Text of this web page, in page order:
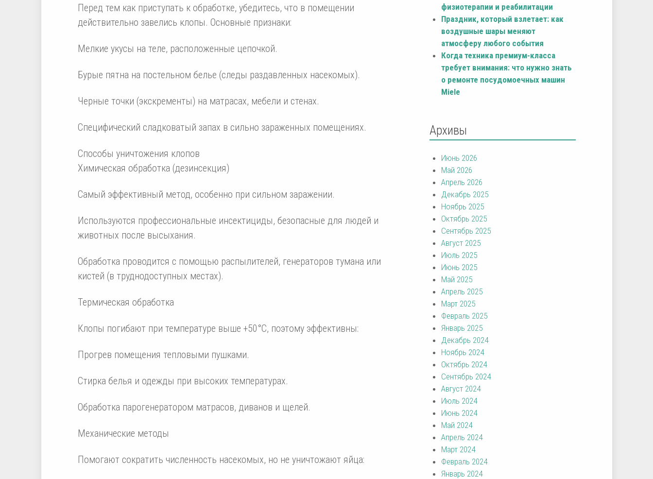
Перед тем как приступать к обработке, убедитесь, что в помещении
действительно завелись клопы. Основные признаки:
Мелкие укусы на теле, расположенные цепочкой.
Бурые пятна на постельном белье (следы раздавленных насекомых).
Черные точки (экскременты) на матрасах, мебели и стенах.
Специфический сладковатый запах в сильно зараженных помещениях.
Способы уничтожения клопов
Химическая обработка (дезинсекция)
Самый эффективный метод, особенно при сильном заражении.
Используются профессиональные инсектициды, безопасные для людей и
животных после высыхания.
Обработка проводится с помощью распылителей, генераторов тумана или
кистей (в труднодоступных местах).
Термическая обработка
Клопы погибают при температуре выше +50°C, поэтому эффективны:
Прогрев помещения тепловыми пушками.
Стирка белья и одежды при высоких температурах.
Обработка парогенератором матрасов, диванов и щелей.
Механические методы
Помогают сократить численность насекомых, но не уничтожают яйца:
физиотерапии и реабилитации
Праздник, который взлетает: как
воздушные шары меняют
атмосферу любого события
Когда техника премиум-класса
требует внимания: что нужно знать
о ремонте посудомоечных машин
Miele
Архивы
Июнь 2026
Май 2026
Апрель 2026
Декабрь 2025
Ноябрь 2025
Октябрь 2025
Сентябрь 2025
Август 2025
Июль 2025
Июнь 2025
Май 2025
Апрель 2025
Март 2025
Февраль 2025
Январь 2025
Декабрь 2024
Ноябрь 2024
Октябрь 2024
Сентябрь 2024
Август 2024
Июль 2024
Июнь 2024
Май 2024
Апрель 2024
Март 2024
Февраль 2024
Январь 2024